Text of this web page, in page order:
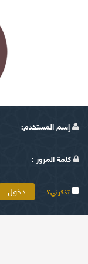
إسم المستخدم:
كلمة المرور :
تذكرني؟